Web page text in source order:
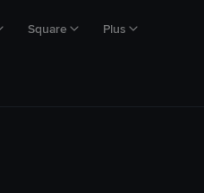
Square Plus